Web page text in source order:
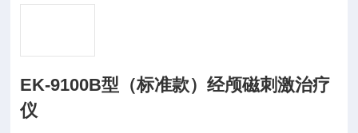
EK-9100B型（标准款）经颅磁刺激治疗
仪